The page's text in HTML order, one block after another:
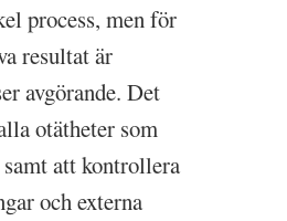
process, men för
resultat är
avgörande. Det
otätheter som
att kontrollera
och externa